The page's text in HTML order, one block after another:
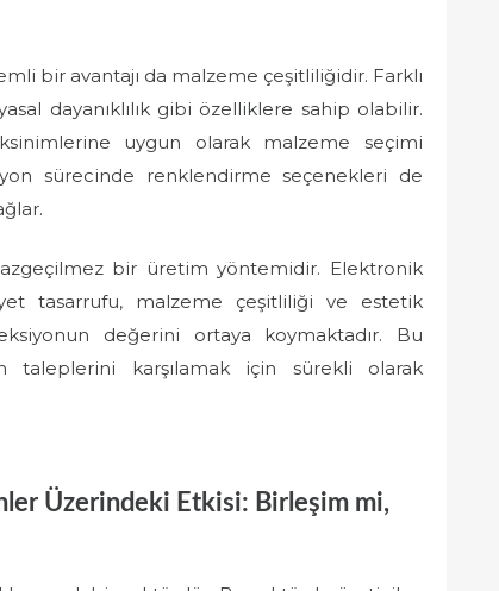
bir avantajı da malzeme çeşitliliğidir. Farklı
dayanıklılık gibi özelliklere sahip olabilir.
uygun olarak malzeme seçimi
sürecinde renklendirme seçenekleri de
bir üretim yöntemidir. Elektronik
tasarrufu, malzeme çeşitliliği ve estetik
değerini ortaya koymaktadır. Bu
taleplerini karşılamak için sürekli olarak
Üzerindeki Etkisi: Birleşim mi,